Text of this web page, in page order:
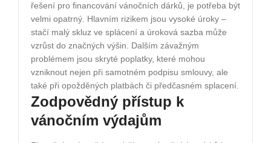
řešení pro financování vánočních dárků, je potřeba být
velmi opatrný. Hlavním rizikem jsou vysoké úroky –
stačí malý skluz ve splácení a úroková sazba může
vzrůst do značných výšin. Dalším závažným
problémem jsou skryté poplatky, které mohou
vzniknout nejen při samotném podpisu smlouvy, ale
také při opožděných platbách či předčasném splacení.
Zodpovědný přístup k
vánočním výdajům